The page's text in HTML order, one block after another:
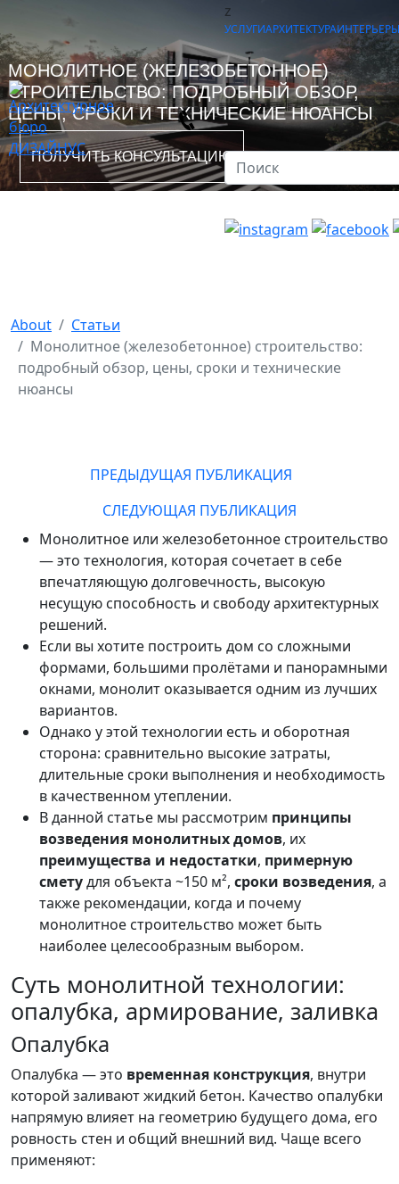
z
УСЛУГИАРХИТЕКТУРАИНТЕРЬЕРЫ
МОНОЛИТНОЕ (ЖЕЛЕЗОБЕТОННОЕ)
СТРОИТЕЛЬСТВО: ПОДРОБНЫЙ ОБЗОР,
ЦЕНЫ, СРОКИ И ТЕХНИЧЕСКИЕ НЮАНСЫ
ПОЛУЧИТЬ КОНСУЛЬТАЦИЮ
About
Статьи
Монолитное (железобетонное) строительство:
подробный обзор, цены, сроки и технические
нюансы
ПРЕДЫДУЩАЯ ПУБЛИКАЦИЯ
СЛЕДУЮЩАЯ ПУБЛИКАЦИЯ
Монолитное или железобетонное строительство
— это технология, которая сочетает в себе
впечатляющую долговечность, высокую
несущую способность и свободу архитектурных
решений.
Если вы хотите построить дом со сложными
формами, большими пролётами и панорамными
окнами, монолит оказывается одним из лучших
вариантов.
Однако у этой технологии есть и оборотная
сторона: сравнительно высокие затраты,
длительные сроки выполнения и необходимость
в качественном утеплении.
В данной статье мы рассмотрим принципы
возведения монолитных домов, их
преимущества и недостатки, примерную
сметудля объекта ~150 м², сроки возведения, а
также рекомендации, когда и почему
монолитное строительство может быть
наиболее целесообразным выбором.
Суть монолитной технологии:
опалубка, армирование, заливка
Опалубка
Опалубка — это временная конструкция, внутри
которой заливают жидкий бетон. Качество опалубки
напрямую влияет на геометрию будущего дома, его
ровность стен и общий внешний вид. Чаще всего
применяют: